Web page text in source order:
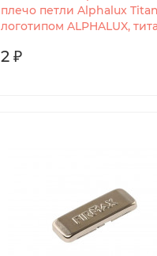
плечо петли Alphalux
логотипом ALPHALUX,
2 ₽